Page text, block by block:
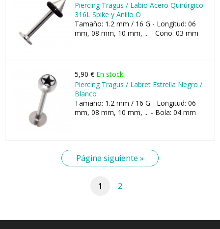
Piercing Tragus / Labio Acero Quirúrgico
316L Spike y Anillo O
Tamaño: 1.2 mm / 16 G - Longitud: 06
mm, 08 mm, 10 mm, ... - Cono: 03 mm
5,90 € En stock
Piercing Tragus / Labret Estrella Negro /
Blanco
Tamaño: 1.2 mm / 16 G - Longitud: 06
mm, 08 mm, 10 mm, ... - Bola: 04 mm
Página siguiente »
1 2